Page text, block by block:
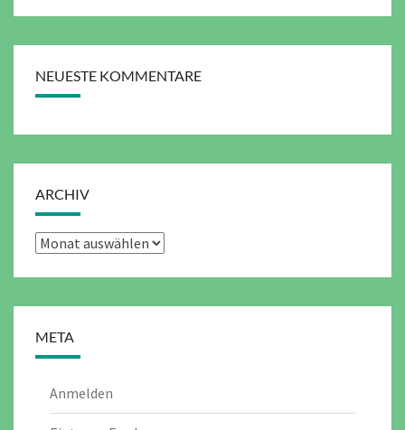
NEUESTE KOMMENTARE
ARCHIV
Archiv
META
Anmelden